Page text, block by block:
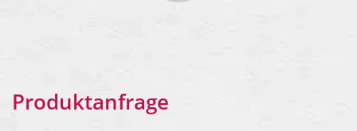
Produktanfrage